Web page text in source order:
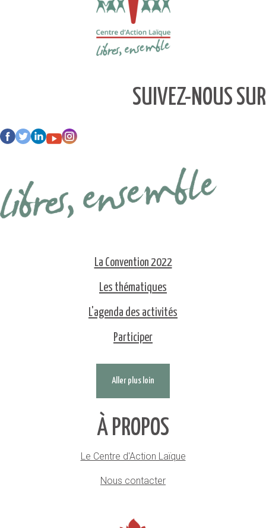
SUIVEZ-NOUS SUR
La Convention 2022
Les thématiques
L'agenda des activités
Participer
Aller plus loin
À PROPOS
Le Centre d'Action Laïque
Nous contacter